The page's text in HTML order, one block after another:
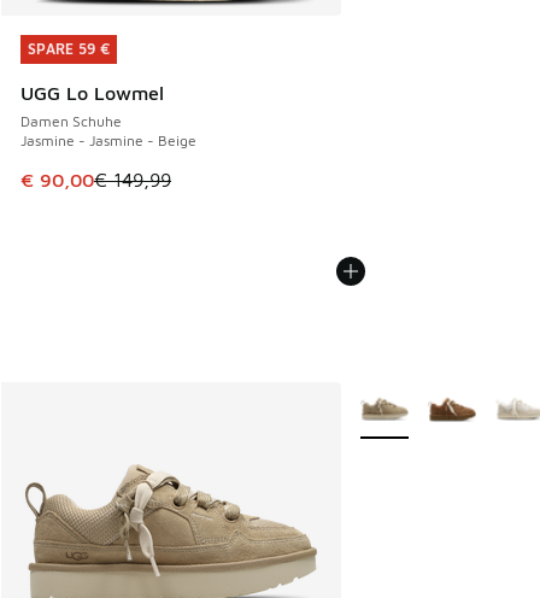
SPARE 59 €
UGG Lo Lowmel
Damen Schuhe
Jasmine - Jasmine - Beige
Dieser Artikel ist im Sale. Der Preis ist von € 149,99 auf €
€ 90,00€ 149,99
SPARE 59 €
Weitere Farben